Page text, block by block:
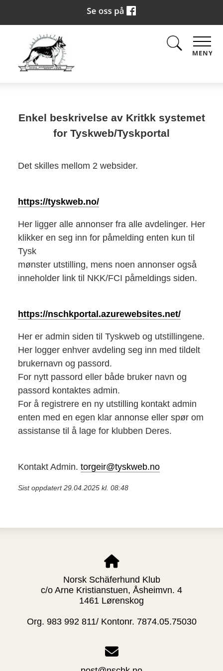
MENY
Enkel beskrivelse av Kritkk systemet
for Tyskweb/Tyskportal
Det skilles mellom 2 websider.
https://tyskweb.no/
Her ligger alle annonser fra alle avdelinger. Her
klikker en seg inn for påmelding enten kun til
Tysk
mønster utstilling, mens noen annonser også
inneholder link til NKK/FCI påmeldings siden.
https://nschkportal.azurewebsites.net/
Her er admin siden til Tyskweb og utstillingene.
Her logger enhver avdeling seg inn med tildelt
brukernavn og passord.
For nytt passord eller både bruker navn og
passord kontaktes admin.
For å registrere en ny utstilling kontakt admin
enten med en egen klar annonse eller spør om
assistanse til å lage for klubben Deres.
Kontakt Admin. torgeir@tyskweb.no
Sist oppdatert 29.04.2025 kl. 08:48
Norsk Schäferhund Klub
c/o Arne Kristianstuen, Åsheimvn. 4
1461 Lørenskog
Org. 983 992 811/ Kontonr. 7874.05.75030